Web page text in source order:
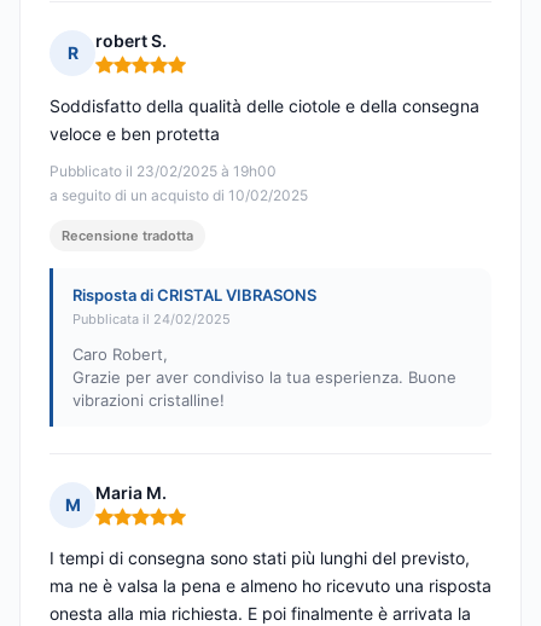
R
robert S.
Nota: 5 su 5
Pubblicato il 23/02/2025 à 19h00
a seguito di un acquisto di 10/02/2025
Soddisfatto della qualità delle ciotole e della consegna
veloce e ben protetta
Recensione tradotta
Risposta di CRISTAL VIBRASONS
Pubblicata il 24/02/2025
Caro Robert,
Grazie per aver condiviso la tua esperienza. Buone
vibrazioni cristalline!
M
Maria M.
Nota: 5 su 5
I tempi di consegna sono stati più lunghi del previsto,
ma ne è valsa la pena e almeno ho ricevuto una risposta
onesta alla mia richiesta. E poi finalmente è arrivata la